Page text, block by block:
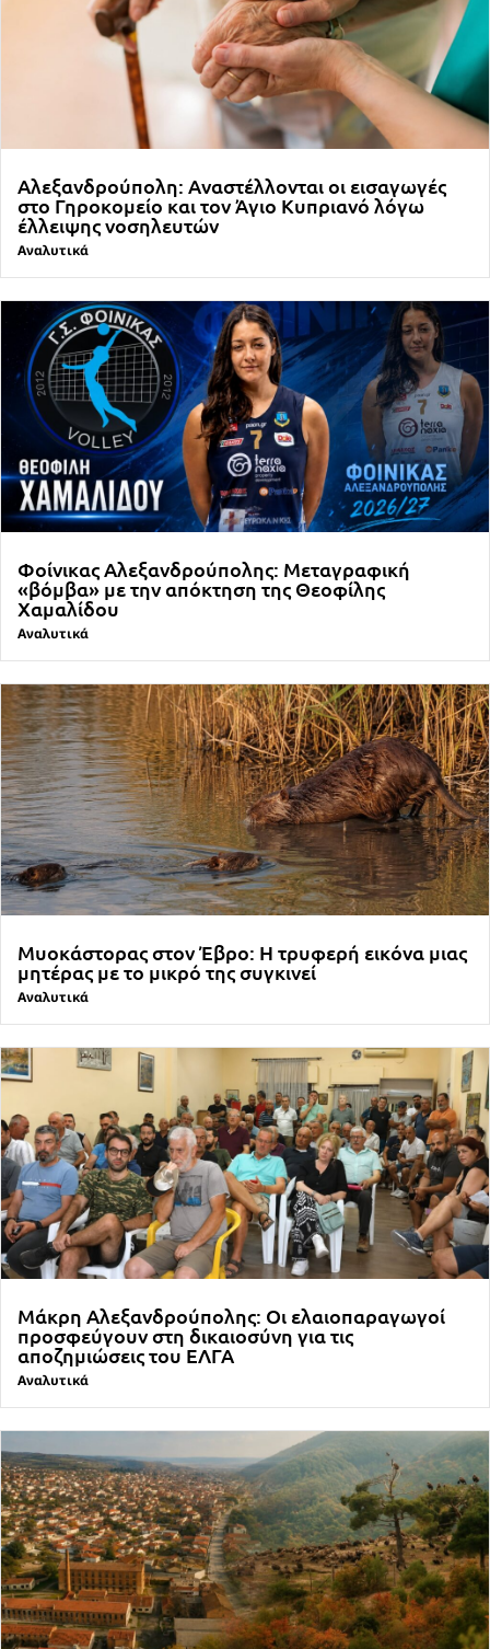
Αλεξανδρούπολη: Αναστέλλονται οι εισαγωγές
στο Γηροκομείο και τον Άγιο Κυπριανό λόγω
έλλειψης νοσηλευτών
Αναλυτικά
Φοίνικας Αλεξανδρούπολης: Μεταγραφική
«βόμβα» με την απόκτηση της Θεοφίλης
Χαμαλίδου
Αναλυτικά
Μυοκάστορας στον Έβρο: Η τρυφερή εικόνα μιας
μητέρας με το μικρό της συγκινεί
Αναλυτικά
Μάκρη Αλεξανδρούπολης: Οι ελαιοπαραγωγοί
προσφεύγουν στη δικαιοσύνη για τις
αποζημιώσεις του ΕΛΓΑ
Αναλυτικά